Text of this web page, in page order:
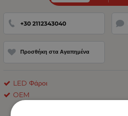
+30 2112343040
Προσθήκη στα Αγαπημένα
LED Φάροι
OEM